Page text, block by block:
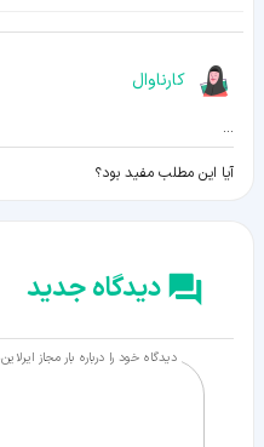
کارناوال
...
آیا این مطلب مفید بود؟
دیدگاه جدید
دیدگاه خود را درباره بار مجاز